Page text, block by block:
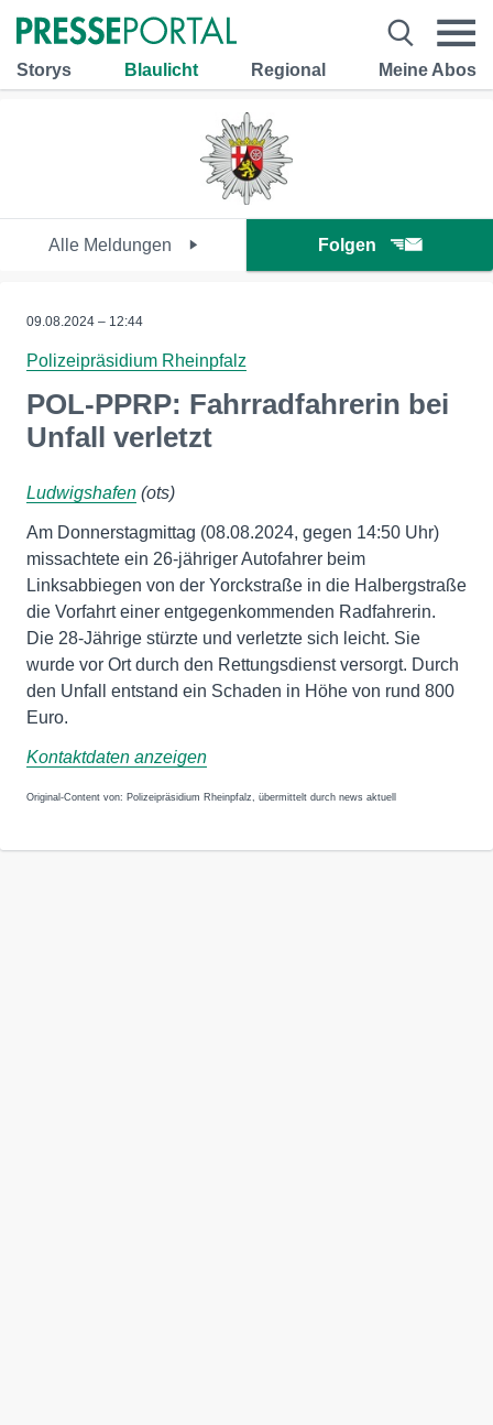
Storys Blaulicht Regional Meine Abos
Alle Meldungen Folgen
09.08.2024 – 12:44
Polizeipräsidium Rheinpfalz
POL-PPRP: Fahrradfahrerin bei
Unfall verletzt
Ludwigshafen (ots)
Am Donnerstagmittag (08.08.2024, gegen 14:50 Uhr)
missachtete ein 26-jähriger Autofahrer beim
Linksabbiegen von der Yorckstraße in die Halbergstraße
die Vorfahrt einer entgegenkommenden Radfahrerin.
Die 28-Jährige stürzte und verletzte sich leicht. Sie
wurde vor Ort durch den Rettungsdienst versorgt. Durch
den Unfall entstand ein Schaden in Höhe von rund 800
Euro.
Kontaktdaten anzeigen
Original-Content von: Polizeipräsidium Rheinpfalz, übermittelt durch news aktuell